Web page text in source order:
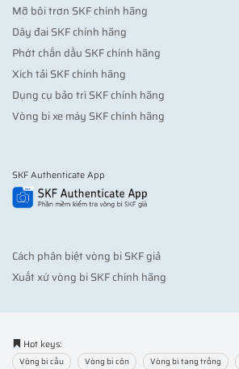
Mỡ bôi trơn SKF chính hãng
Dây đai SKF chính hãng
Phớt chắn dầu SKF chính hãng
Xích tải SKF chính hãng
Dụng cụ bảo trì SKF chính hãng
Vòng bi xe máy SKF chính hãng
SKF Authenticate App
Cách phân biệt vòng bi SKF giả
Xuất xứ vòng bi SKF chính hãng
Hot keys:
Vòng bi cầu Vòng bi côn Vòng bi tang trống